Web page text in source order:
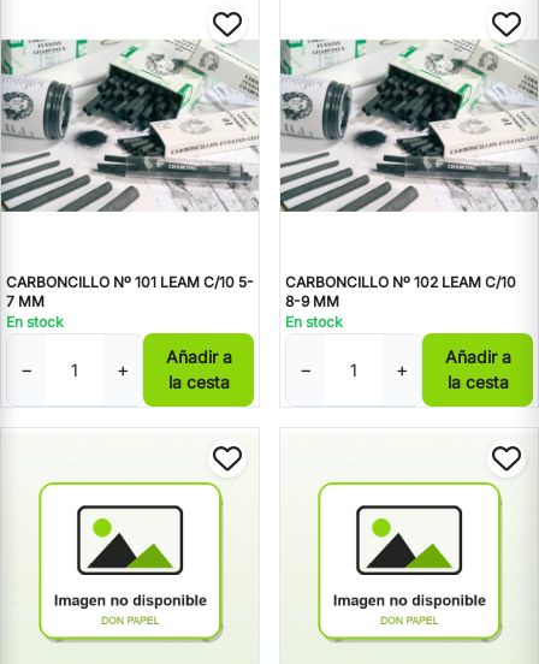
CARBONCILLO Nº 101 LEAM C/10 5-
7 MM
En stock
− +
Añadir a
la cesta
CARBONCILLO Nº 102 LEAM C/10
8-9 MM
En stock
− +
Añadir a
la cesta